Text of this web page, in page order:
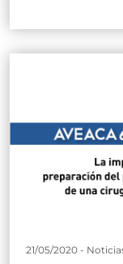
21/05/2020 -